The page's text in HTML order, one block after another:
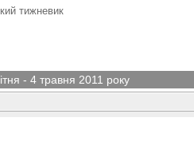
тижневик
- 4 травня 2011 року